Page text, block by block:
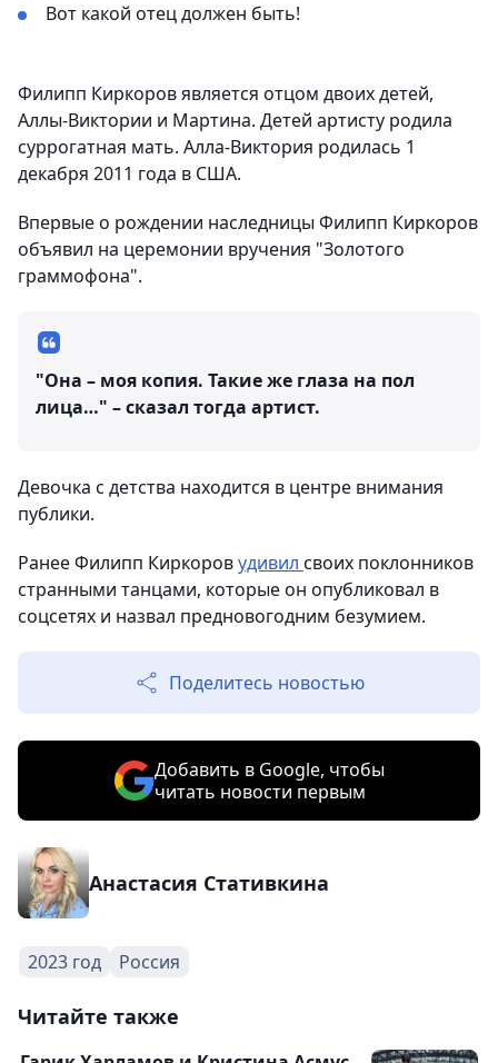
Вот какой отец должен быть!
Филипп Киркоров является отцом двоих детей,
Аллы-Виктории и Мартина. Детей артисту родила
суррогатная мать. Алла-Виктория родилась 1
декабря 2011 года в США.
Впервые о рождении наследницы Филипп Киркоров
объявил на церемонии вручения "Золотого
граммофона".
"Она – моя копия. Такие же глаза на пол
лица…" – сказал тогда артист.
Девочка с детства находится в центре внимания
публики.
Ранее Филипп Киркоровудивил своих поклонников
странными танцами, которые он опубликовал в
соцсетях и назвал предновогодним безумием.
Поделитесь новостью
Добавить в Google, чтобы
читать новости первым
Анастасия Стативкина
2023 год Россия
Читайте также